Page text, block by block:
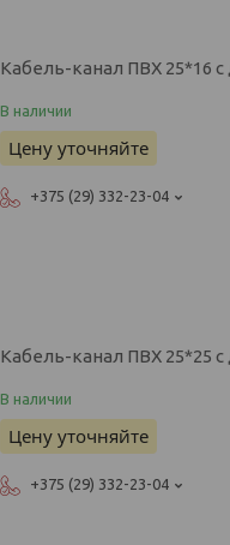
Кабель-канал ПВХ 25*16
В наличии
Цену уточняйте
+375 (29) 332-23-04
Кабель-канал ПВХ 25*25
В наличии
Цену уточняйте
+375 (29) 332-23-04